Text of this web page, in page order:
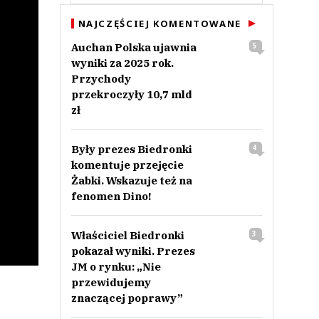
NAJCZĘŚCIEJ KOMENTOWANE
Auchan Polska ujawnia
wyniki za 2025 rok.
Przychody
przekroczyły 10,7 mld
zł
5
Były prezes Biedronki
komentuje przejęcie
Żabki. Wskazuje też na
fenomen Dino!
4
Właściciel Biedronki
pokazał wyniki. Prezes
JM o rynku: „Nie
przewidujemy
znaczącej poprawy”
3